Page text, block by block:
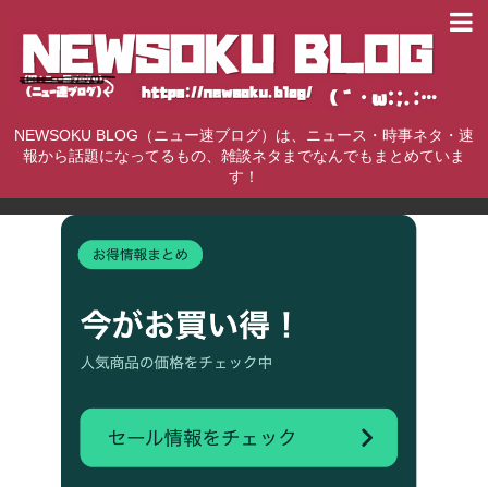
NEWSOKU BLOG（ニュー速ブログ）は、ニュース・時事ネタ・速
報から話題になってるもの、雑談ネタまでなんでもまとめていま
す！